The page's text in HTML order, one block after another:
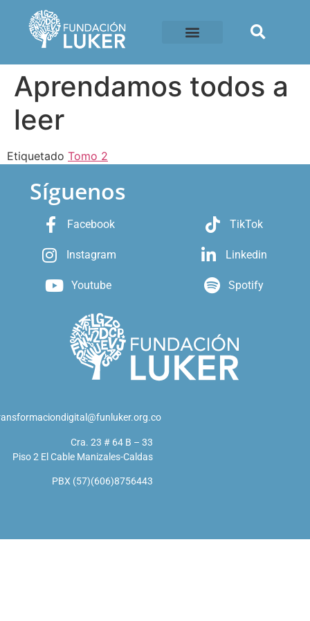
Aprendamos todos a
leer
Etiquetado Tomo 2
Síguenos
Facebook
Instagram
Youtube
TikTok
Linkedin
Spotify
Cra. 23 # 64 B – 33
Piso 2 El Cable Manizales-Caldas
PBX (57)(606)8756443